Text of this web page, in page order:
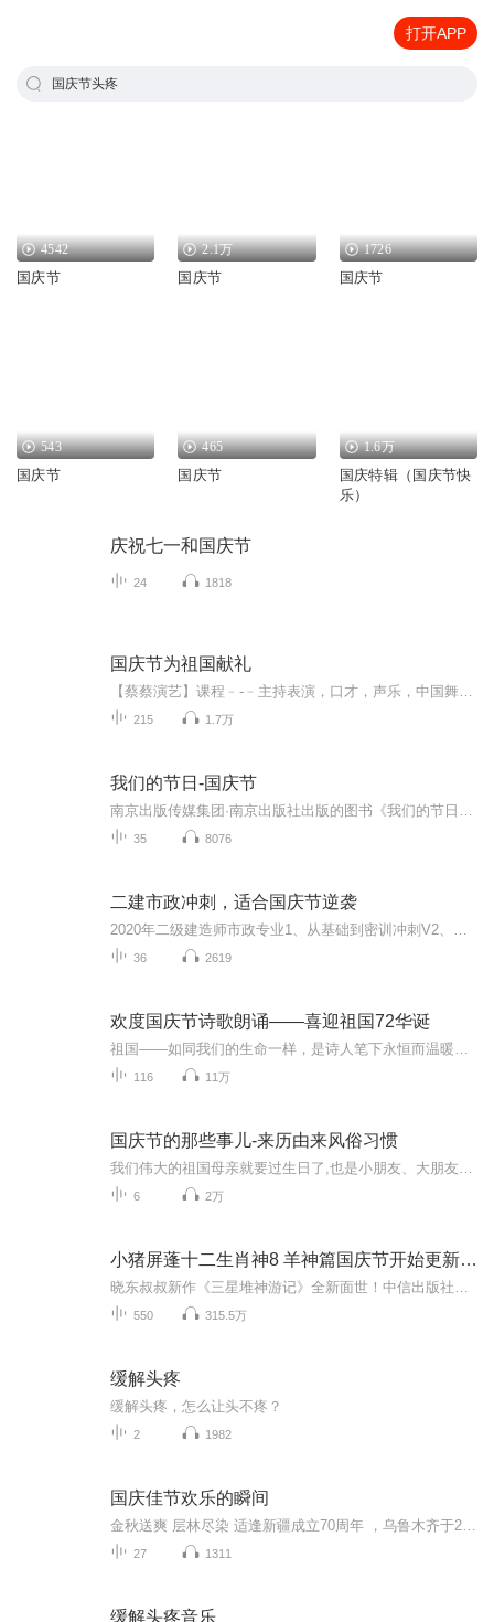
打开APP
国庆节头疼
4542
国庆节
2.1万
国庆节
1726
国庆节
543
国庆节
465
国庆节
1.6万
国庆特辑（国庆节快
乐）
庆祝七一和国庆节
24 1818
国庆节为祖国献礼
215 1.7万
我们的节日-国庆节
35 8076
二建市政冲刺，适合国庆节逆袭
36 2619
欢度国庆节诗歌朗诵——喜迎祖国72华诞
116 11万
国庆节的那些事儿-来历由来风俗习惯
6 2万
小猪屏蓬十二生肖神8 羊神篇国庆节开始更新啦！
550 315.5万
缓解头疼
缓解头疼，怎么让头不疼？
2 1982
国庆佳节欢乐的瞬间
27 1311
缓解头疼音乐